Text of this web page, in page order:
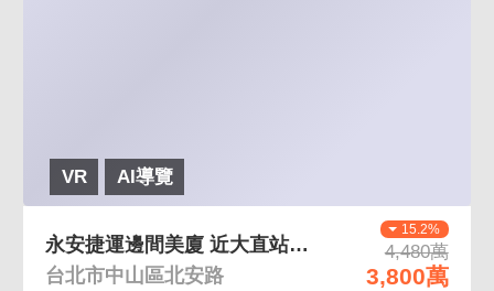
VR AI導覽
15.2%
4,480萬
3,800萬
永安捷運邊間美廈 近大直站、獨棟、邊間，空間實在
台北市中山區北安路